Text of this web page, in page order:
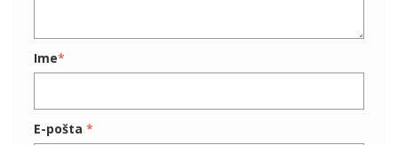
Ime*
E-pošta *